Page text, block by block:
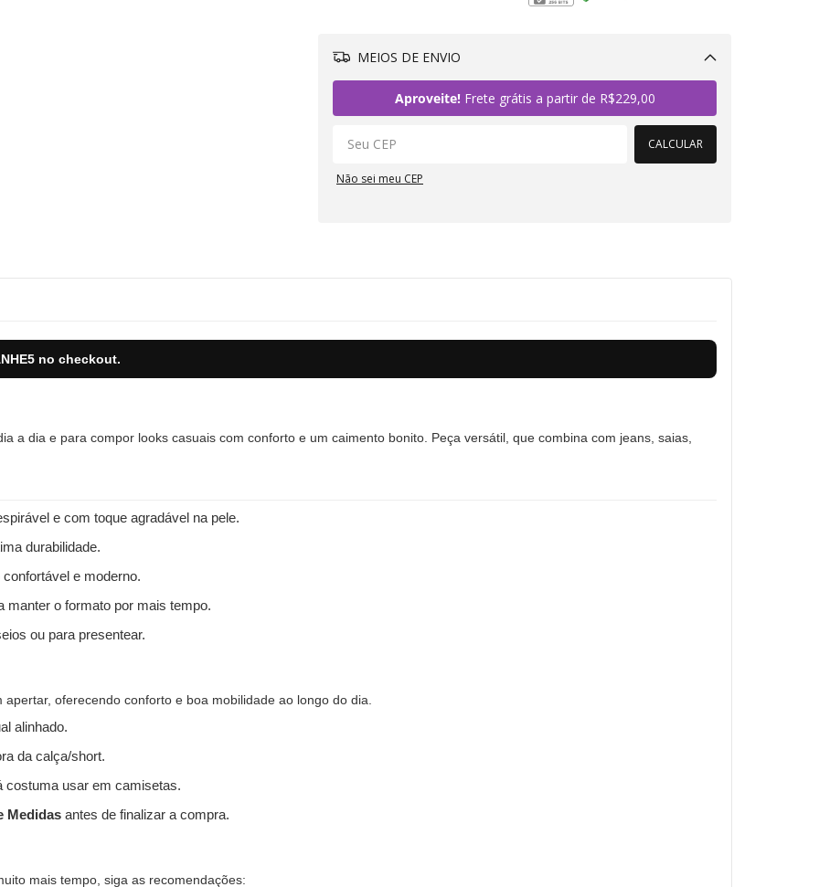
MEIOS DE ENVIO
Aproveite!Frete grátis a partir de R$229,00
CALCULAR
Não sei meu CEP
no checkout.
a dia e para compor looks casuais com conforto e um caimento bonito. Peça versátil, que combina com jeans, saias,
e com toque agradável na pele.
durabilidade.
e moderno.
manter o formato por mais tempo.
ou para presentear.
oferecendo conforto e boa mobilidade ao longo do dia.
alinhado.
da calça/short.
costuma usar em camisetas.
Medidas antes de finalizar a compra.
mais tempo, siga as recomendações: